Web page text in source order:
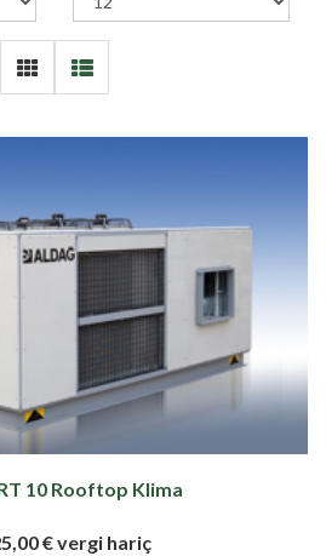
10 Rooftop Klima
€ vergi hariç